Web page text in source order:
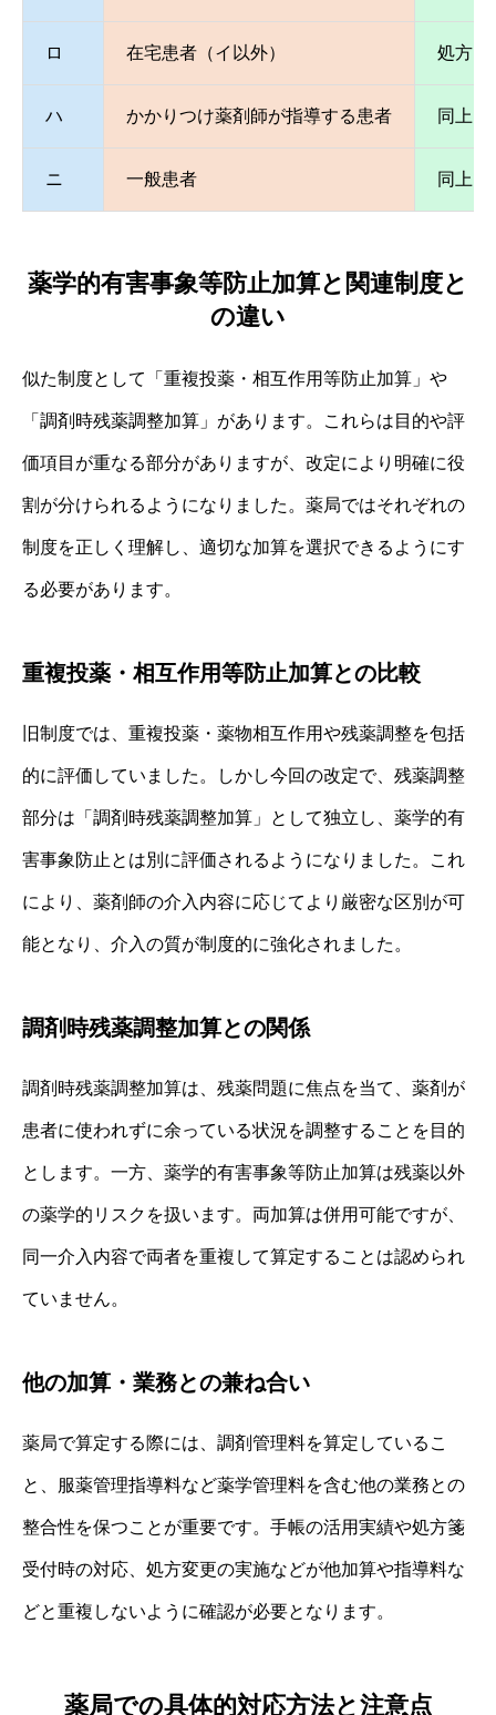
ロ 在宅患者（イ以外） 処方医
ハ かかりつけ薬剤師が指導する患者 同上（
ニ 一般患者 同上
薬学的有害事象等防止加算と関連制度と
の違い
似た制度として「重複投薬・相互作用等防止加算」や
「調剤時残薬調整加算」があります。これらは目的や評
価項目が重なる部分がありますが、改定により明確に役
割が分けられるようになりました。薬局ではそれぞれの
制度を正しく理解し、適切な加算を選択できるようにす
る必要があります。
重複投薬・相互作用等防止加算との比較
旧制度では、重複投薬・薬物相互作用や残薬調整を包括
的に評価していました。しかし今回の改定で、残薬調整
部分は「調剤時残薬調整加算」として独立し、薬学的有
害事象防止とは別に評価されるようになりました。これ
により、薬剤師の介入内容に応じてより厳密な区別が可
能となり、介入の質が制度的に強化されました。
調剤時残薬調整加算との関係
調剤時残薬調整加算は、残薬問題に焦点を当て、薬剤が
患者に使われずに余っている状況を調整することを目的
とします。一方、薬学的有害事象等防止加算は残薬以外
の薬学的リスクを扱います。両加算は併用可能ですが、
同一介入内容で両者を重複して算定することは認められ
ていません。
他の加算・業務との兼ね合い
薬局で算定する際には、調剤管理料を算定しているこ
と、服薬管理指導料など薬学管理料を含む他の業務との
整合性を保つことが重要です。手帳の活用実績や処方箋
受付時の対応、処方変更の実施などが他加算や指導料な
どと重複しないように確認が必要となります。
薬局での具体的対応方法と注意点